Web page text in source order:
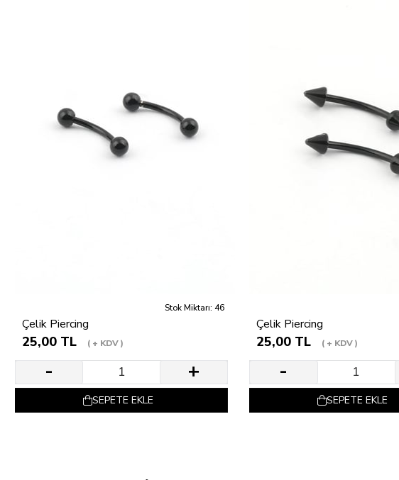
Stok Miktarı: 46
Çelik Piercing
25,00 TL + KDV
SEPETE EKLE
Çelik Piercing
25,00 TL + KDV
SEPETE EKLE